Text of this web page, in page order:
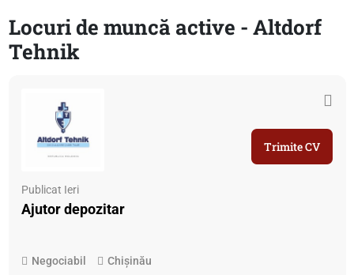
Locuri de muncă active - Altdorf
Tehnik
Publicat Ieri
Ajutor depozitar
Negociabil Chișinău
Trimite CV